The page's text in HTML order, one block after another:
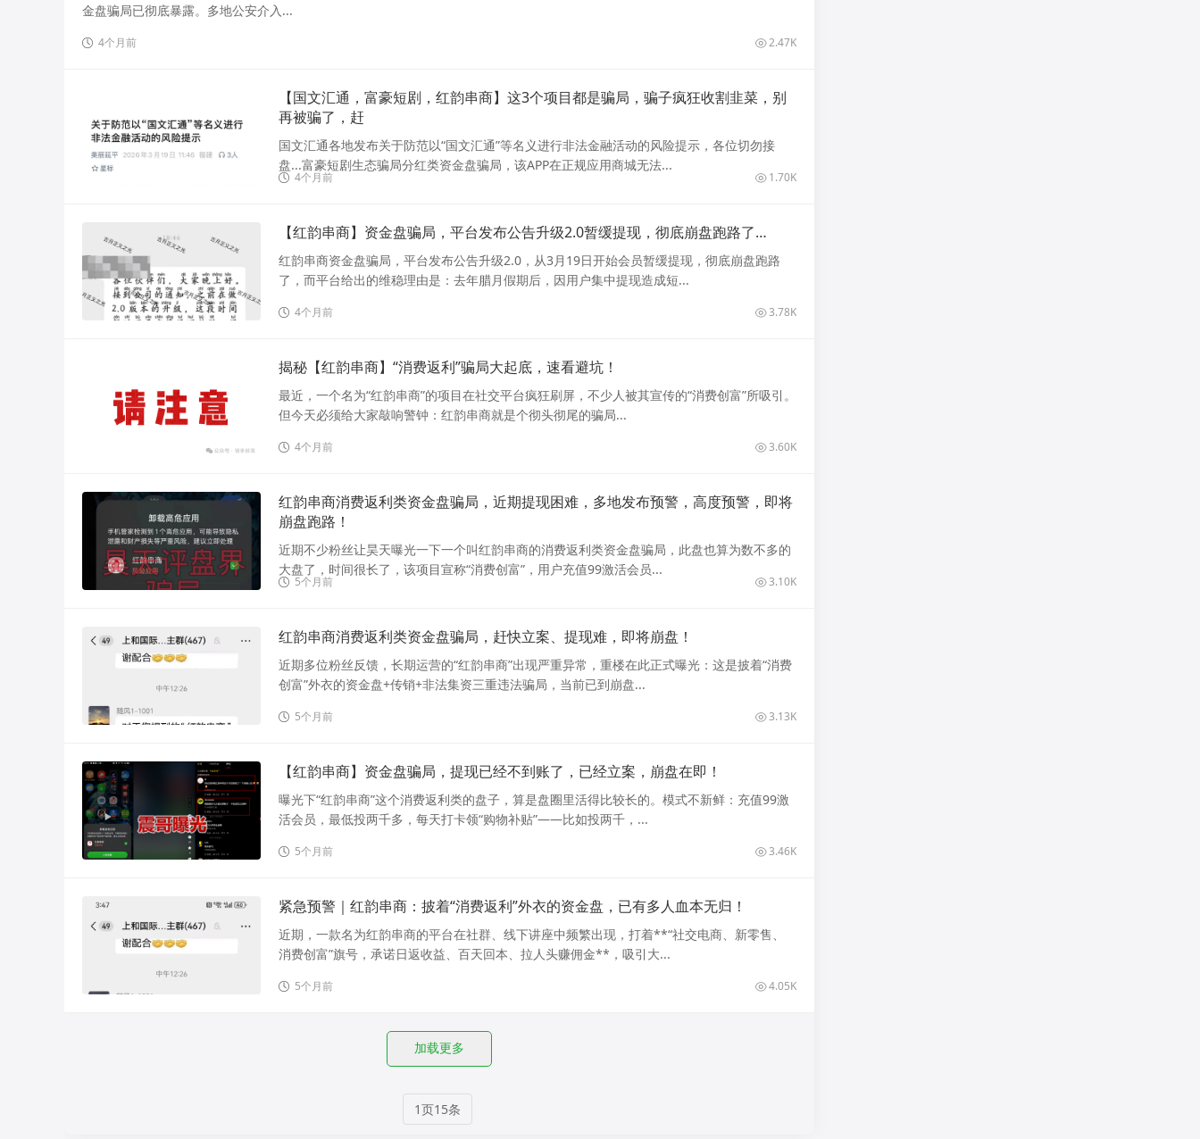
金盘骗局已彻底暴露。多地公安介入...
4个月前 2.47K
【国文汇通，富豪短剧，红韵串商】这3个项目都是骗局，骗子疯狂收割韭菜，别
再被骗了，赶
国文汇通各地发布关于防范以“国文汇通”等名义进行非法金融活动的风险提示，各位切勿接
盘...富豪短剧生态骗局分红类资金盘骗局，该APP在正规应用商城无法...
4个月前 1.70K
【红韵串商】资金盘骗局，平台发布公告升级2.0暂缓提现，彻底崩盘跑路了…
红韵串商资金盘骗局，平台发布公告升级2.0，从3月19日开始会员暂缓提现，彻底崩盘跑路
了，而平台给出的维稳理由是：去年腊月假期后，因用户集中提现造成短...
4个月前 3.78K
揭秘【红韵串商】“消费返利”骗局大起底，速看避坑！
最近，一个名为“红韵串商”的项目在社交平台疯狂刷屏，不少人被其宣传的“消费创富”所吸引。
但今天必须给大家敲响警钟：红韵串商就是个彻头彻尾的骗局...
4个月前 3.60K
红韵串商消费返利类资金盘骗局，近期提现困难，多地发布预警，高度预警，即将
崩盘跑路！
近期不少粉丝让昊天曝光一下一个叫红韵串商的消费返利类资金盘骗局，此盘也算为数不多的
大盘了，时间很长了，该项目宣称“消费创富”，用户充值99激活会员...
5个月前 3.10K
红韵串商消费返利类资金盘骗局，赶快立案、提现难，即将崩盘！
近期多位粉丝反馈，长期运营的“红韵串商”出现严重异常，重楼在此正式曝光：这是披着“消费
创富”外衣的资金盘+传销+非法集资三重违法骗局，当前已到崩盘...
5个月前 3.13K
【红韵串商】资金盘骗局，提现已经不到账了，已经立案，崩盘在即！
曝光下“红韵串商”这个消费返利类的盘子，算是盘圈里活得比较长的。模式不新鲜：充值99激
活会员，最低投两千多，每天打卡领“购物补贴”——比如投两千，...
5个月前 3.46K
紧急预警｜红韵串商：披着“消费返利”外衣的资金盘，已有多人血本无归！
近期，一款名为红韵串商的平台在社群、线下讲座中频繁出现，打着**“社交电商、新零售、
消费创富”旗号，承诺日返收益、百天回本、拉人头赚佣金**，吸引大...
5个月前 4.05K
加载更多
1页15条